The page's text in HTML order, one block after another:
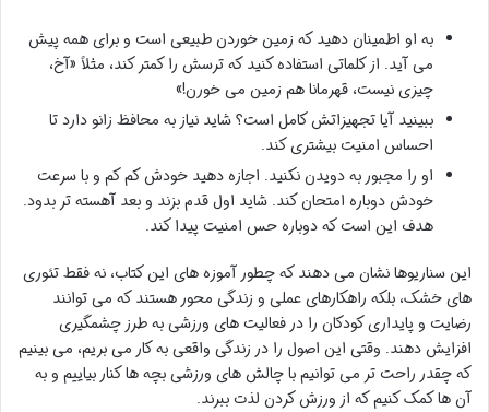
به او اطمینان دهید که زمین خوردن طبیعی است و برای همه پیش
می آید. از کلماتی استفاده کنید که ترسش را کمتر کند، مثلاً «آخ،
چیزی نیست، قهرمانا هم زمین می خورن!»
ببینید آیا تجهیزاتش کامل است؟ شاید نیاز به محافظ زانو دارد تا
احساس امنیت بیشتری کند.
او را مجبور به دویدن نکنید. اجازه دهید خودش کم کم و با سرعت
خودش دوباره امتحان کند. شاید اول قدم بزند و بعد آهسته تر بدود.
هدف این است که دوباره حس امنیت پیدا کند.
این سناریوها نشان می دهند که چطور آموزه های این کتاب، نه فقط تئوری
های خشک، بلکه راهکارهای عملی و زندگی محور هستند که می توانند
رضایت و پایداری کودکان را در فعالیت های ورزشی به طرز چشمگیری
افزایش دهند. وقتی این اصول را در زندگی واقعی به کار می بریم، می بینیم
که چقدر راحت تر می توانیم با چالش های ورزشی بچه ها کنار بیاییم و به
آن ها کمک کنیم که از ورزش کردن لذت ببرند.